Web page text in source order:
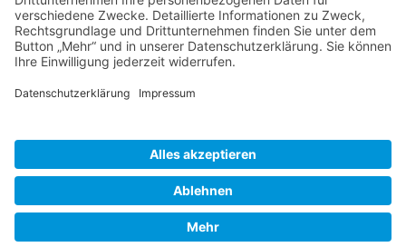
© 2026 - Weltladen Elmshorn | All rights reserved